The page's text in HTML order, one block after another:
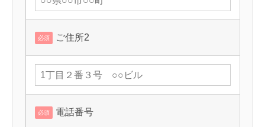
必須 ご住所2
必須 電話番号